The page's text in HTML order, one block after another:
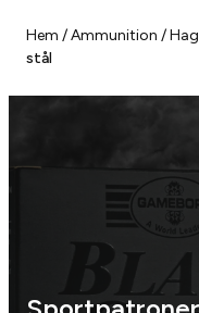
innehåll
Hem /Ammunition /
stål